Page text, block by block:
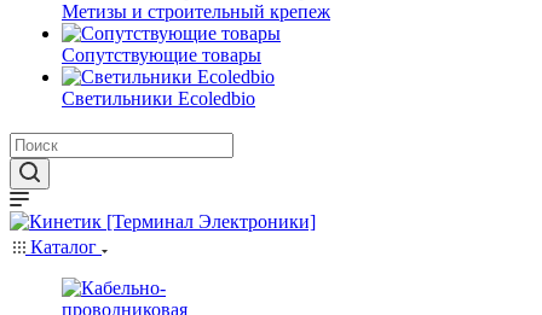
Метизы и строительный крепеж
Сопутствующие товары
Светильники Ecoledbio
Каталог